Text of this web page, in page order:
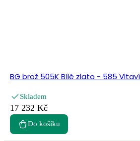
BG brož 505K Bílé zlato - 585
Skladem
17 232 Kč
Do košíku